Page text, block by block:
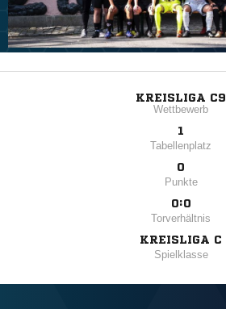
KREISLIGA C9
Wettbewerb
1
Tabellenplatz
0
Punkte
0:0
Torverhältnis
KREISLIGA C
Spielklasse